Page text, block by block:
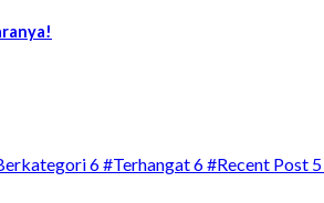
6#Terhangat6#Recent Post 5